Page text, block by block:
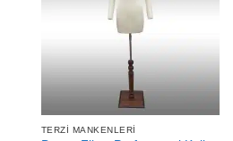
TERZI MANKENLERI